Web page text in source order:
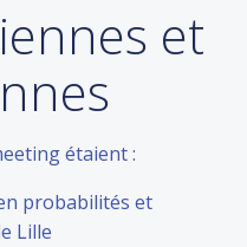
et
étaient :
probabilités et
Lille